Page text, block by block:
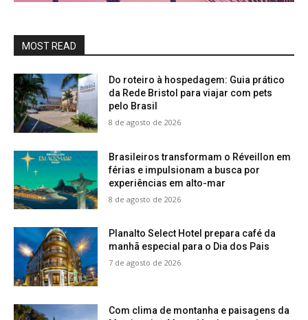
MOST READ
Do roteiro à hospedagem: Guia prático
da Rede Bristol para viajar com pets
pelo Brasil
8 de agosto de 2026
Brasileiros transformam o Réveillon em
férias e impulsionam a busca por
experiências em alto-mar
8 de agosto de 2026
Planalto Select Hotel prepara café da
manhã especial para o Dia dos Pais
7 de agosto de 2026
Com clima de montanha e paisagens da